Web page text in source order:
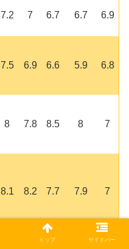
7.2 7 6.7 6.7 6.9
7.5 6.9 6.6 5.9 6.8
8 7.8 8.5 8 7
8.1 8.2 7.7 7.9 7
トップ サイドバー